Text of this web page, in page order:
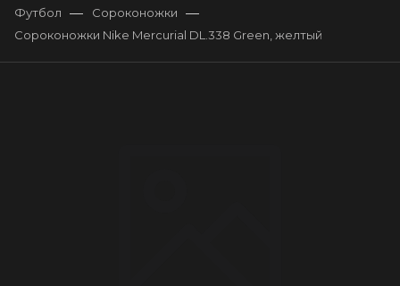
Футбол — Сороконожки —
Сороконожки Nike Mercurial DL.338 Green, желтый